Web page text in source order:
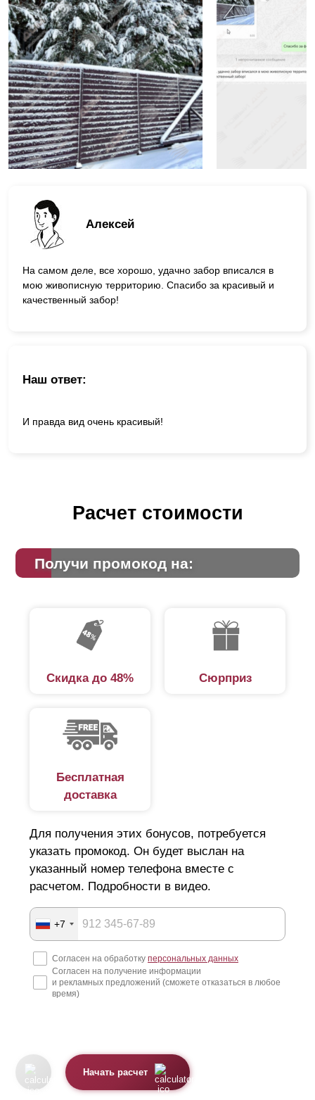
Алексей
На самом деле, все хорошо, удачно забор вписался в
мою живописную территорию. Спасибо за красивый и
качественный забор!
Наш ответ:
И правда вид очень красивый!
Расчет стоимости
Получи промокод на:
Скидка до 48% Сюрприз
Бесплатная
доставка
Для получения этих бонусов, потребуется
указать промокод. Он будет выслан на
указанный номер телефона вместе с
расчетом. Подробности в видео.
+7
Согласен на обработку персональных данных
Согласен на получение информации
и рекламных предложений (сможете отказаться в любое
время)
Начать расчет